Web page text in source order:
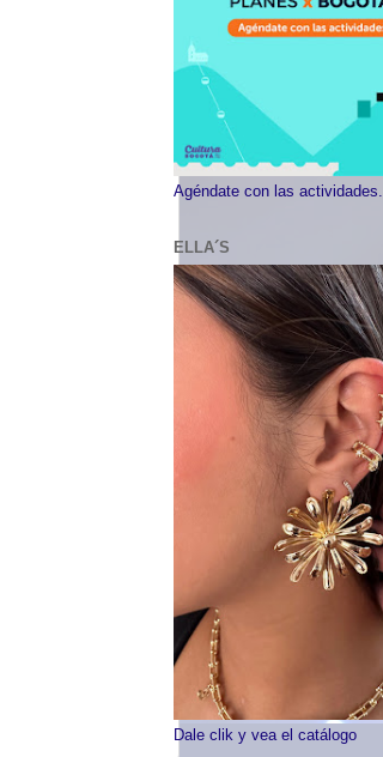
Agéndate con las actividades.
ELLA´S
Dale clik y vea el catálogo